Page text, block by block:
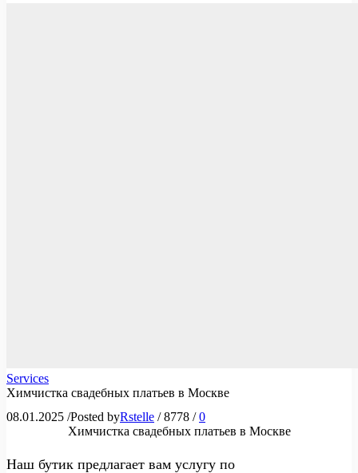
Services
Химчистка свадебных платьев в Москве
08.01.2025 /Posted byRstelle / 8778 / 0
Химчистка свадебных платьев в Москве
Наш бутик предлагает вам услугу по